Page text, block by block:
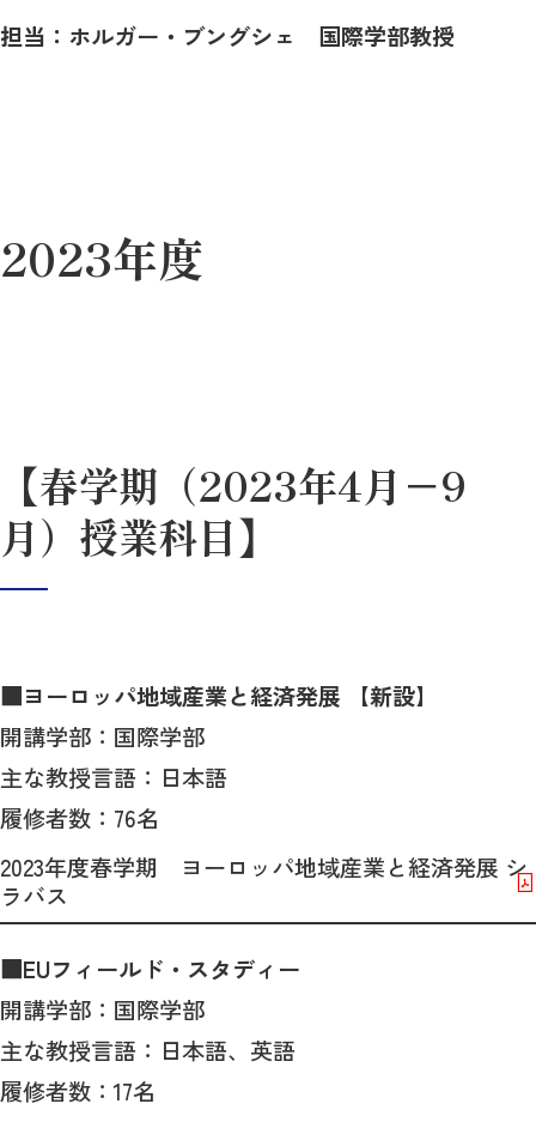
担当：ホルガー・ブングシェ 国際学部教授
2023年度
【春学期（2023年4月－9
月）授業科目】
■ヨーロッパ地域産業と経済発展 【新設】
開講学部：国際学部
主な教授言語：日本語
履修者数：76名
2023年度春学期 ヨーロッパ地域産業と経済発展 シ
ラバス
■EUフィールド・スタディー
開講学部：国際学部
主な教授言語：日本語、英語
履修者数：17名